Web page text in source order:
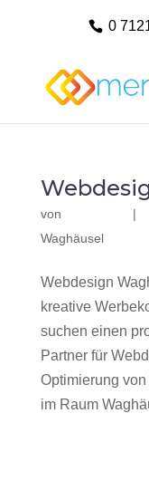
0
von |
Waghäusel
Webdesign
kreative
suchen einen
Partner für
Optimierung
im Raum